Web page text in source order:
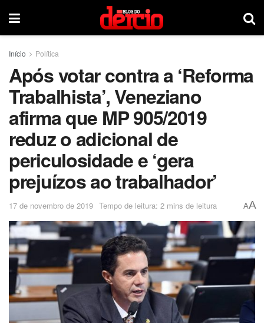
Início Política
Após votar contra a ‘Reforma
Trabalhista’, Veneziano
afirma que MP 905/2019
reduz o adicional de
periculosidade e ‘gera
prejuízos ao trabalhador’
17 de novembro de 2019 Tempo de leitura: 2 mins de leitura AA